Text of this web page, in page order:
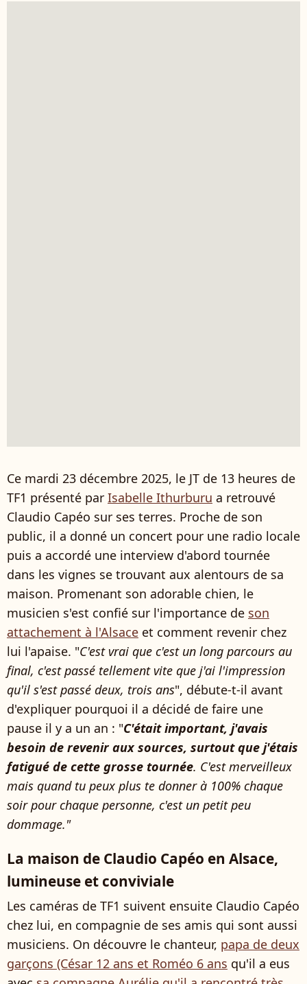
Ce mardi 23 décembre 2025, le JT de 13 heures de
TF1 présenté par Isabelle Ithurburu a retrouvé
Claudio Capéo sur ses terres. Proche de son
public, il a donné un concert pour une radio locale
puis a accordé une interview d'abord tournée
dans les vignes se trouvant aux alentours de sa
maison. Promenant son adorable chien, le
musicien s'est confié sur l'importance de son
attachement à l'Alsace et comment revenir chez
lui l'apaise. "C'est vrai que c'est un long parcours au
final, c'est passé tellement vite que j'ai l'impression
qu'il s'est passé deux, trois ans", débute-t-il avant
d'expliquer pourquoi il a décidé de faire une
pause il y a un an : "C'était important, j'avais
besoin de revenir aux sources, surtout que j'étais
fatigué de cette grosse tournée. C'est merveilleux
mais quand tu peux plus te donner à 100% chaque
soir pour chaque personne, c'est un petit peu
dommage."
La maison de Claudio Capéo en Alsace,
lumineuse et conviviale
Les caméras de TF1 suivent ensuite Claudio Capéo
chez lui, en compagnie de ses amis qui sont aussi
musiciens. On découvre le chanteur, papa de deux
garçons (César 12 ans et Roméo 6 ans qu'il a eus